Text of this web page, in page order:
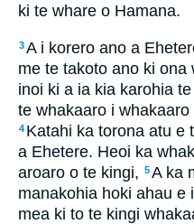
ki te whare o Hamana.
3A i korero ano a
me te takoto ano ki ona
inoi ki a ia kia karohia
te whakaaro i
4 Katahi ka torona atu e
a Ehetere. Heoi ka
aroaro o te kingi, 5A ka
manakohia hoki ahau e
mea ki to te kingi